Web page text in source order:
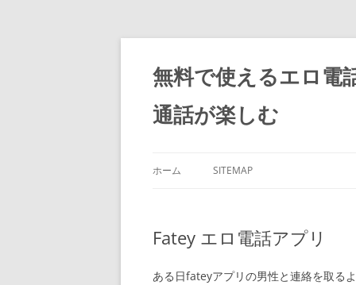
コ
テ
ン
ツ
ス
キ
無料で使えるエロ電
通話が楽しむ
ホーム SITEMAP
Fatey エロ電話アプリ
ある日fateyアプリの男性と連絡を取る